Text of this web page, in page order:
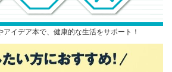
イデア本で、健康的な生活をサポート！